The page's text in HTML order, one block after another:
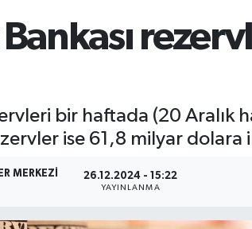
bir haftada (20 Aralık
ise 61,8 milyar dolara
MERKEZI 26.12.2024 - 15:22
YAYINLANMA